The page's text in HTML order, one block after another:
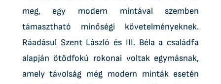
meg, egy modern mintával szemben
támasztható minőségi követelményeknek.
Ráadásul Szent László és III. Béla a családfa
alapján ötödfokú rokonai voltak egymásnak,
amely távolság még modern minták esetén